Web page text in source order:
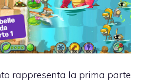
rappresenta la prima parte